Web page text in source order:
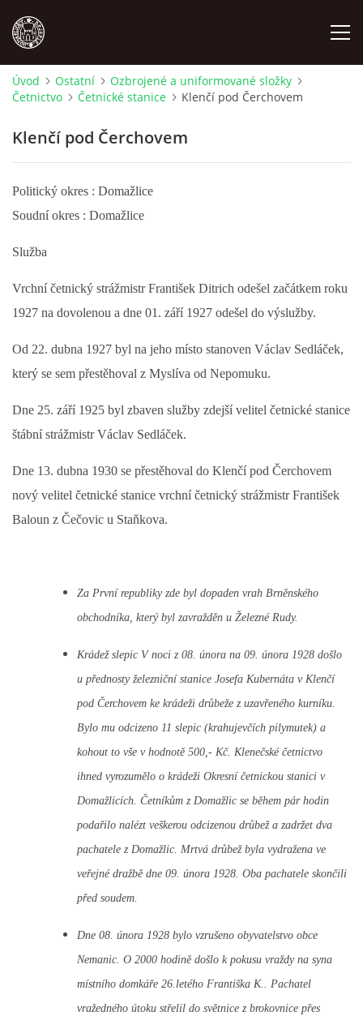
MÍSTOPIS
NÁRODOPIS
OSOBNOSTI
OSTATNÍ
ODKAZY
O NÁS
info@domdej.cz
města Domažlice.
© 2026 eStránky.cz |Aktualizováno: 17. 7. 2026|Nahoru ↑
Úvod Ostatní
Ozbrojené a uniformované složky
Četnictvo
Četnické stanice Klenčí pod Čerchovem
Klenčí pod Čerchovem
Politický okres : Domažlice
Soudní okres : Domažlice
Služba
Vrchní četnický strážmistr František Ditrich odešel začátkem roku
1927 na dovolenou a dne 01. září 1927 odešel do výslužby.
Od 22. dubna 1927 byl na jeho místo stanoven Václav Sedláček,
který se sem přestěhoval z Myslíva od Nepomuku.
Dne 25. září 1925 byl zbaven služby zdejší velitel četnické stanice
štábní strážmistr Václav Sedláček.
Dne 13. dubna 1930 se přestěhoval do Klenčí pod Čerchovem
nový velitel četnické stanice vrchní četnický strážmistr František
Baloun z Čečovic u Staňkova.
Za První republiky zde byl dopaden vrah Brněnského
obchodníka, který byl zavražděn u Železné Rudy.
Krádež slepic V noci z 08. února na 09. února 1928 došlo
u přednosty železniční stanice Josefa Kubernáta v Klenčí
pod Čerchovem ke krádeži drůbeže z uzavřeného kurníku.
Bylo mu odcizeno 11 slepic (krahujevčích pilymutek) a
kohout to vše v hodnotě 500,- Kč. Klenečské četnictvo
ihned vyrozumělo o krádeži Okresní četnickou stanici v
Domažlicích. Četníkům z Domažlic se během pár hodin
podařilo nalézt veškerou odcizenou drůbež a zadržet dva
pachatele z Domažlic. Mrtvá drůbež byla vydražena ve
veřejné dražbě dne 09. února 1928. Oba pachatele skončili
před soudem.
Dne 08. února 1928 bylo vzrušeno obyvatelstvo obce
Nemanic. O 2000 hodině došlo k pokusu vraždy na syna
místního domkáře 26.letého Františka K.. Pachatel
vražedného útoku střelil do světnice z brokovnice přes